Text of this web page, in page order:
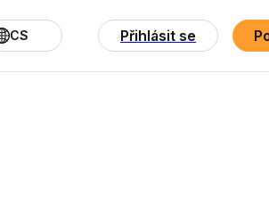
CS Přihlásit se